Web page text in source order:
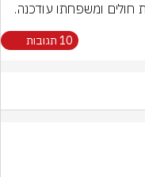
חולים ומשפחתו עודכנה.
10 תגובות